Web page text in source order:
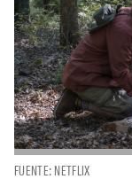
FUENTE: NETFLIX